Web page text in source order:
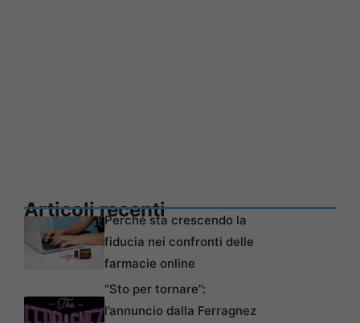
Articoli recentiPerché sta crescendo la
fiducia nei confronti delle
farmacie online
“Sto per tornare”:
l’annuncio dalla Ferragnez